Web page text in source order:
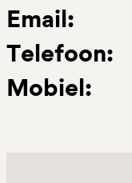
Email:
Telefoon:
Mobiel: